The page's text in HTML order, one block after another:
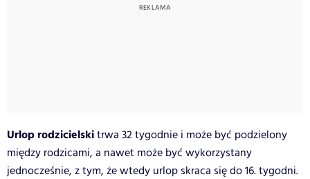
Urlop rodzicielskitrwa 32 tygodnie i może być podzielony
między rodzicami, a nawet może być wykorzystany
jednocześnie, z tym, że wtedy urlop skraca się do 16. tygodni.